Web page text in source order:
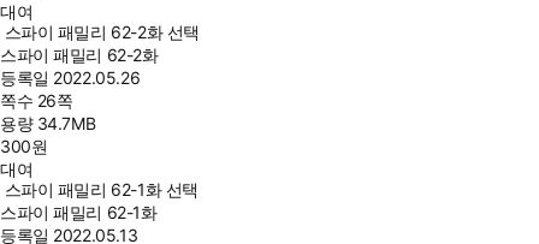
대여
스파이 패밀리 62-2화 선택
스파이 패밀리 62-2화
등록일 2022.05.26
쪽수 26쪽
용량 34.7MB
300원
대여
스파이 패밀리 62-1화 선택
스파이 패밀리 62-1화
등록일 2022.05.13